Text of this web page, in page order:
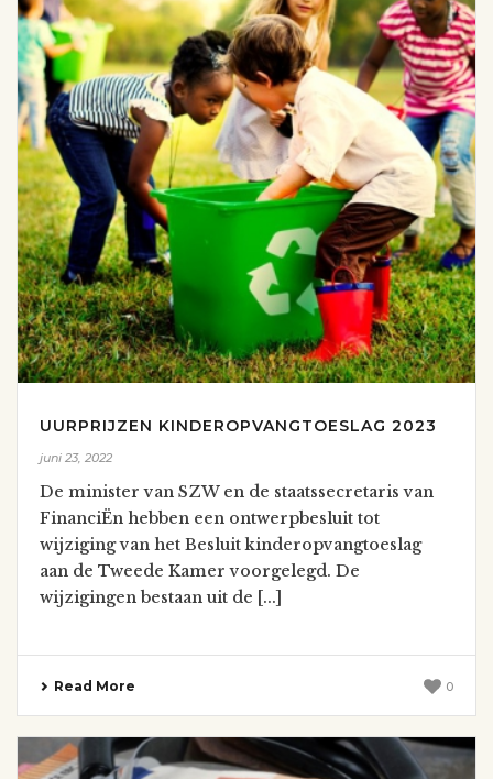
UURPRIJZEN KINDEROPVANGTOESLAG 2023
juni 23, 2022
De minister van SZW en de staatssecretaris van
FinanciËn hebben een ontwerpbesluit tot
wijziging van het Besluit kinderopvangtoeslag
aan de Tweede Kamer voorgelegd. De
wijzigingen bestaan uit de [...]
Read More 0